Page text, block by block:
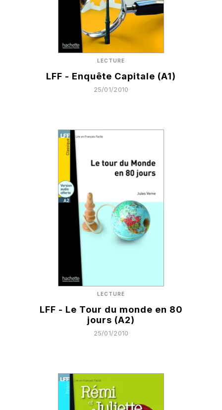
LECTURE
LFF - Enquête Capitale (A1)
25/01/2010
LECTURE
LFF - Le Tour du monde en 80
jours (A2)
25/01/2010